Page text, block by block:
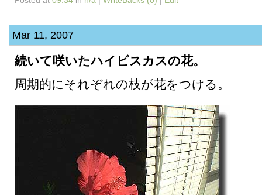
Mar 11, 2007
続いて咲いたハイビスカスの花。
周期的にそれぞれの枝が花をつける。